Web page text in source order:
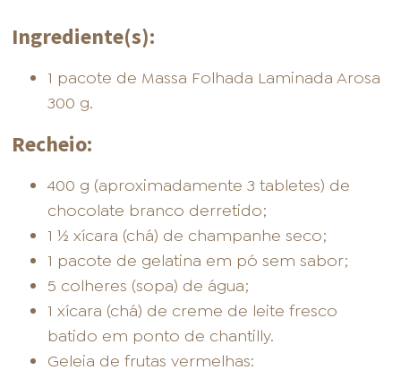
Ingrediente(s):
1 pacote de Massa Folhada Laminada Arosa
300 g.
Recheio:
400 g (aproximadamente 3 tabletes) de
chocolate branco derretido;
1 ½ xícara (chá) de champanhe seco;
1 pacote de gelatina em pó sem sabor;
5 colheres (sopa) de água;
1 xícara (chá) de creme de leite fresco
batido em ponto de chantilly.
Geleia de frutas vermelhas: